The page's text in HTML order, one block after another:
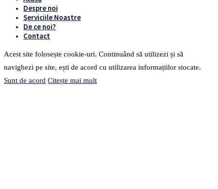
Despre noi
Serviciile Noastre
De ce noi?
Contact
Acest site folosește cookie-uri. Continuând să utilizezi și să
navighezi pe site, ești de acord cu utilizarea informațiilor stocate.
Sunt de acord Citește mai mult